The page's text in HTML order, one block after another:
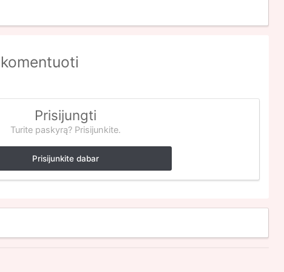
Prisijungti
Turite paskyrą? Prisijunkite.
Prisijunkite dabar